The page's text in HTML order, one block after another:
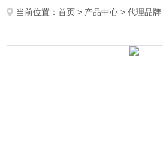
当前位置：首页 > 产品中心 >代理品牌